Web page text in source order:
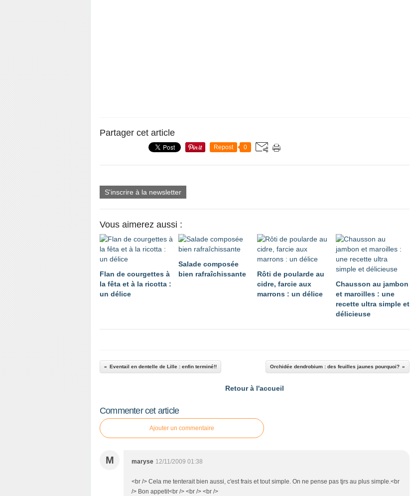
Partager cet article
Repost 0
S'inscrire à la newsletter
Vous aimerez aussi :
Flan de courgettes à
la fêta et à la ricotta :
un délice
Salade composée
bien rafraîchissante
Rôti de poularde au
cidre, farcie aux
marrons : un délice
Chausson au jambon
et maroilles : une
recette ultra simple et
délicieuse
Eventail en dentelle de Lille : enfin terminé!! Orchidée dendrobium : des feuilles jaunes pourquoi?
Retour à l'accueil
Commenter cet article
Ajouter un commentaire
M maryse 12/11/2009 01:38
<br /> Cela me tenterait bien aussi, c'est frais et tout simple. On ne pense pas tjrs au plus simple.<br
/> Bon appetit<br /> <br /> <br />